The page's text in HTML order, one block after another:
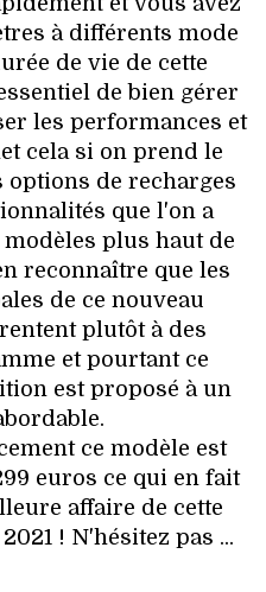
à différents mode
de vie de cette
de bien gérer
les performances et
cela si on prend le
options de recharges
que l'on a
plus haut de
reconnaître que les
de ce nouveau
plutôt à des
et pourtant ce
est proposé à un
ce modèle est
euros ce qui en fait
affaire de cette
! N'hésitez pas ...